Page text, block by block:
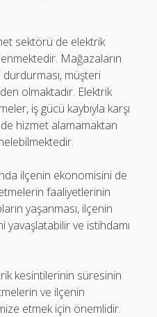
sektörü de elektrik
Mağazaların
müşteri
olmaktadır. Elektrik
iş gücü kaybıyla karşı
de hizmet alamamaktan
ilçenin ekonomisini de
faaliyetlerinin
yaşanması, ilçenin
yavaşlatabilir ve istihdamı
kesintilerinin süresinin
ve ilçenin
etmek için önemlidir.